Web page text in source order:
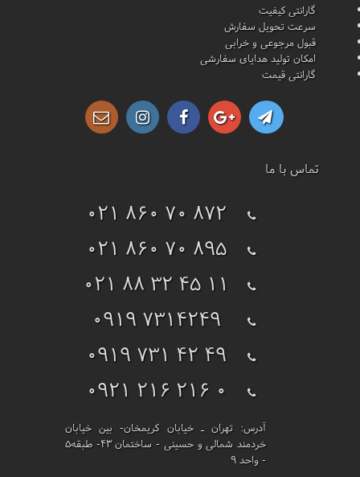
گارانتی کیفیت
سرعت تحویل سفارش
قبول مرجوعی و خرابی
امکان تولید هدایای سفارشی
گارانتی قیمت
تماس با ما
021 860 70 872
021 860 70 895
021 88 32 45 11
0919 7314249
0919 731 42 49
0921 216 216 0
آدرس: تهران ـ خیابان کریمخان- بین خیابان
خردمند شمالی و حسینی - ساختمان 43- طبقه5
- واحد 9